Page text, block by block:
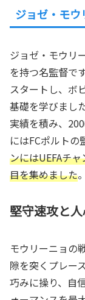
ジョゼ・モウ
ジョゼ・モウリ
を持つ名監督で
スタートし、ボ
基礎を学びまし
実績を積み、
にはFCポルトの
ンにはUEFAチ
目を集めました。
堅守速攻と
モウリーニョの
隙を突くプレー
巧みに操り、自